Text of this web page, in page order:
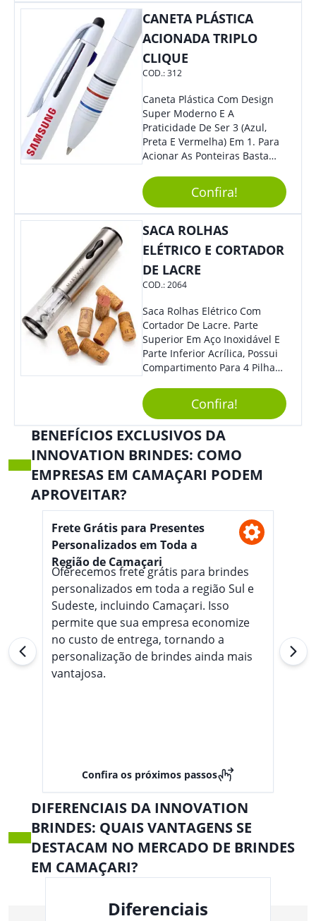
Também É Prático, Tornando-
Se Assim Excelente Para Uso
Cotidiano. Perfeito, Não É?!
CANETA PLÁSTICA
ACIONADA TRIPLO
CLIQUE
COD.:312
Caneta Plástica Com Design
Super Moderno E A
Praticidade De Ser 3 (Azul,
Preta E Vermelha) Em 1. Para
Acionar As Ponteiras Basta
Baixo.
Confira!
SACA ROLHAS
ELÉTRICO E CORTADOR
DE LACRE
COD.:2064
Saca Rolhas Elétrico Com
Cortador De Lacre. Parte
Superior Em Aço Inoxidável E
Parte Inferior Acrílica, Possui
Compartimento Para 4 Pilhas
Acompanha Pilhas) – Contém
Desenho Indicativo De
Abertura E Fechamento Da
Tampa; Botões Para Extração
E Remoção De Rolhas E Parte
Lacre (Removível).
Confira!
BENEFÍCIOS EXCLUSIVOS DA
INNOVATION BRINDES: COMO
EMPRESAS EM CAMAÇARI PODEM
APROVEITAR?
Frete Grátis para Presentes
Personalizados em Toda a
Região de Camaçari
Oferecemos frete grátis para brindes
personalizados em toda a região Sul e
Sudeste, incluindo Camaçari. Isso
permite que sua empresa economize
no custo de entrega, tornando a
personalização de brindes ainda mais
vantajosa.
Confira os próximos passos
DIFERENCIAIS DA INNOVATION
BRINDES: QUAIS VANTAGENS SE
DESTACAM NO MERCADO DE BRINDES
EM CAMAÇARI?
Diferenciais